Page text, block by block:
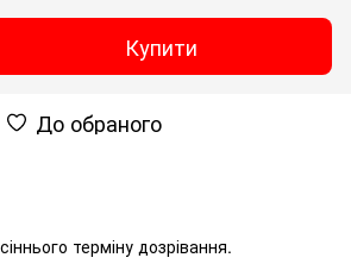
Купити
До обраного
терміну дозрівання.